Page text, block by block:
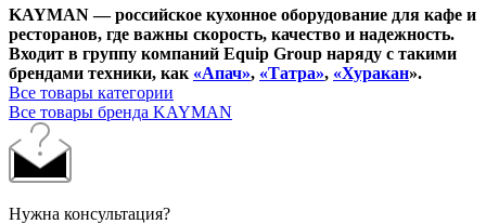
KAYMAN — российское кухонное оборудование для кафе и
ресторанов, где важны скорость, качество и надежность.
Входит в группу компаний Equip Group наряду с такими
брендами техники, как «Апач», «Татра», «Хуракан».
Все товары категории
Все товары бренда KAYMAN
Нужна консультация?